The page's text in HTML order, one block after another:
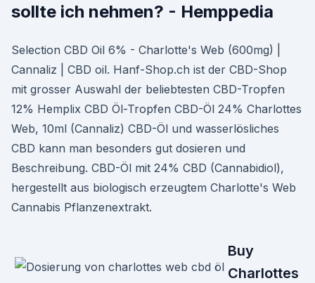
sollte ich nehmen? - Hemppedia
Selection CBD Oil 6% - Charlotte's Web (600mg) |
Cannaliz | CBD oil. Hanf-Shop.ch ist der CBD-Shop
mit grosser Auswahl der beliebtesten CBD-Tropfen
12% Hemplix CBD Öl-Tropfen CBD-Öl 24% Charlottes
Web, 10ml (Cannaliz) CBD-Öl und wasserlösliches
CBD kann man besonders gut dosieren und
Beschreibung. CBD-Öl mit 24% CBD (Cannabidiol),
hergestellt aus biologisch erzeugtem Charlotte's Web
Cannabis Pflanzenextrakt.
Buy
Charlottes